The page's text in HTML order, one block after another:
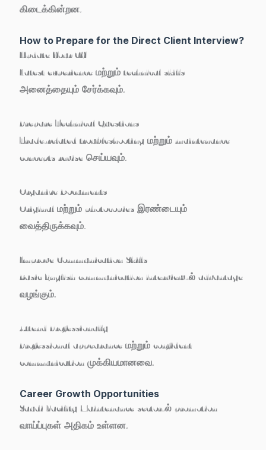
கிடைக்கின்றன.
How to Prepare for the Direct Client Interview?
Update Your CV
Latest experience மற்றும் technical skills
அனைத்தையும் சேர்க்கவும்.
Prepare Technical Questions
Trade-related troubleshooting மற்றும் maintenance
concepts revise செய்யவும்.
Organize Documents
Original மற்றும் photocopies இரண்டையும்
வைத்திருக்கவும்.
Improve Communication Skills
Basic English communication interview-ல் advantage
வழங்கும்.
Attend Professionally
Professional appearance மற்றும் confident
communication முக்கியமானவை.
Career Growth Opportunities
Saudi Facility Maintenance sector-ல் promotion
வாய்ப்புகள் அதிகம் உள்ளன.